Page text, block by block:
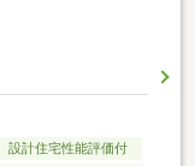
設計住宅性能評価付